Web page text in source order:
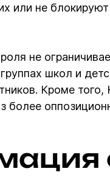
или не
не
школ и
Кроме того,
более